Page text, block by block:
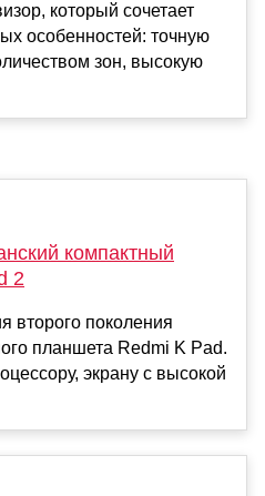
который сочетает
особенностей: точную
зон, высокую
компактный
2
второго поколения
планшета Redmi K Pad.
экрану с высокой